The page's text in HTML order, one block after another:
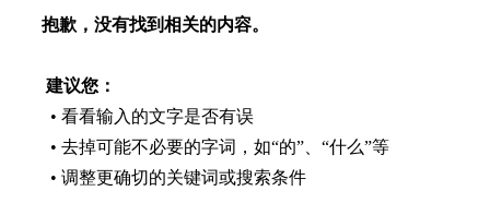
抱歉，没有找到相关的内容。
建议您：
• 看看输入的文字是否有误
• 去掉可能不必要的字词，如“的”、“什么”等
• 调整更确切的关键词或搜索条件